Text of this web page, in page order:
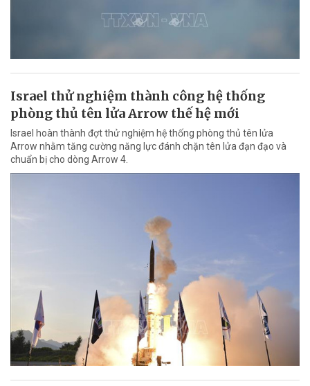
Israel thử nghiệm thành công hệ thống
phòng thủ tên lửa Arrow thế hệ mới
Israel hoàn thành đợt thử nghiệm hệ thống phòng thủ tên lửa
Arrow nhằm tăng cường năng lực đánh chặn tên lửa đạn đạo và
chuẩn bị cho dòng Arrow 4.